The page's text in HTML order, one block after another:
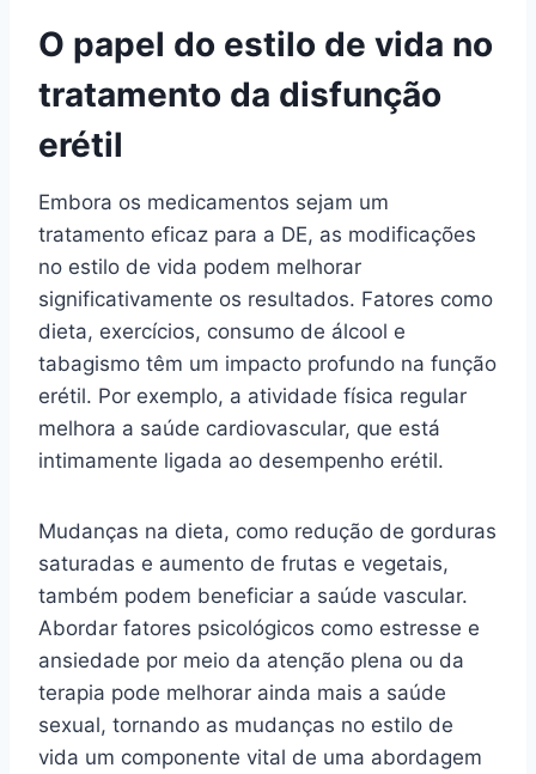
O papel do estilo de vida no
tratamento da disfunção
erétil
Embora os medicamentos sejam um
tratamento eficaz para a DE, as modificações
no estilo de vida podem melhorar
significativamente os resultados. Fatores como
dieta, exercícios, consumo de álcool e
tabagismo têm um impacto profundo na função
erétil. Por exemplo, a atividade física regular
melhora a saúde cardiovascular, que está
intimamente ligada ao desempenho erétil.
Mudanças na dieta, como redução de gorduras
saturadas e aumento de frutas e vegetais,
também podem beneficiar a saúde vascular.
Abordar fatores psicológicos como estresse e
ansiedade por meio da atenção plena ou da
terapia pode melhorar ainda mais a saúde
sexual, tornando as mudanças no estilo de
vida um componente vital de uma abordagem